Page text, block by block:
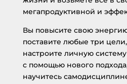
мегапродуктивной и
Вы повысите свою
поставите любые три
настроите личную
с помощью нового
научитесь